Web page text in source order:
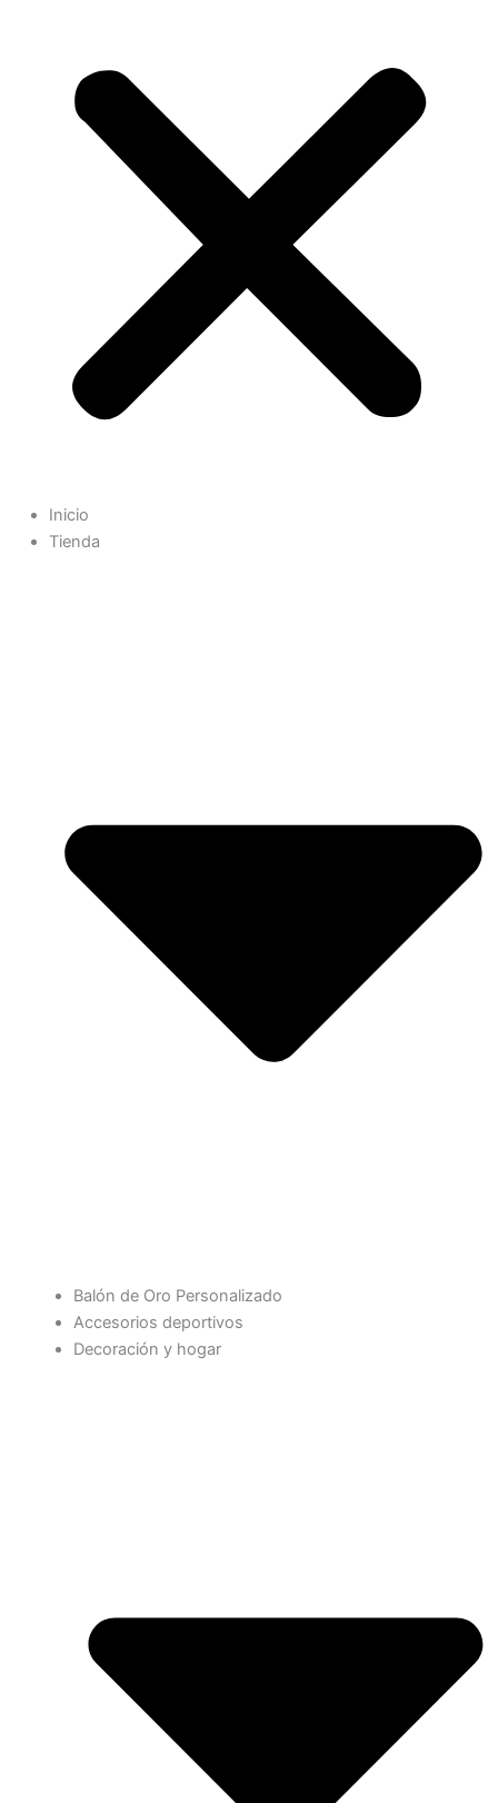
Inicio
Tienda
Balón de Oro Personalizado
Accesorios deportivos
Decoración y hogar